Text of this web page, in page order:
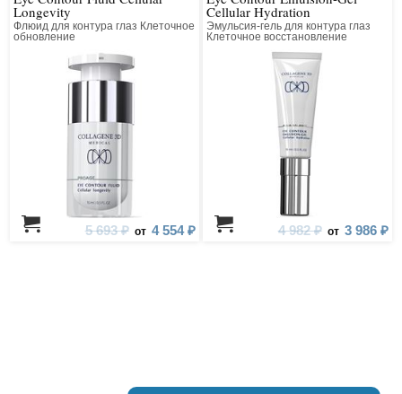
Longevity
Флюид для контура глаз Клеточное
обновление
5 693 ₽ от 4 554 ₽
Cellular Hydration
Эмульсия-гель для контура глаз
Клеточное восстановление
4 982 ₽ от 3 986 ₽